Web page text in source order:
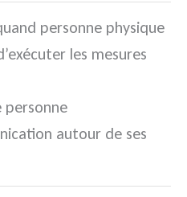
personne physique
les mesures
personne
autour de ses